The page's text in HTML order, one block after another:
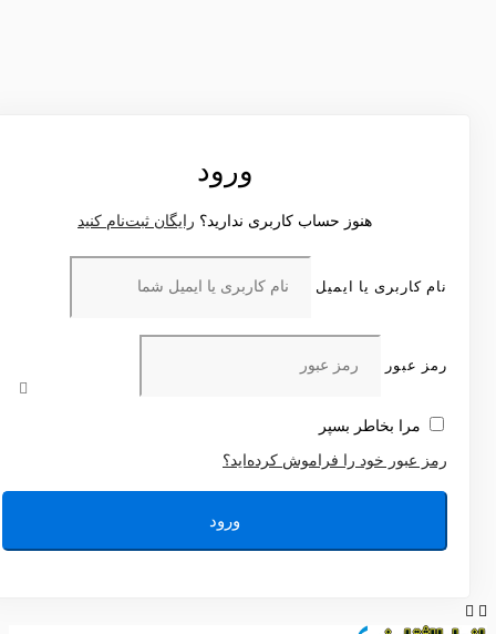
ورود
هنوز حساب کاربری ندارید؟رایگان ثبت‌نام کنید
نام کاربری یا ایمیل
رمز عبور
مرا بخاطر بسپر
رمز عبور خود را فراموش کرده‌اید؟
ورود